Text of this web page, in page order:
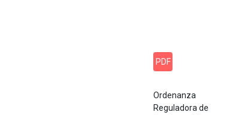
PDF
Ordenanza
Reguladora de